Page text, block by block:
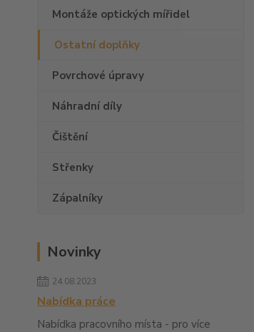
Montáže optických mířidel
Ostatní doplňky
Povrchové úpravy
Náhradní díly
Čištění
Střenky
Zápalníky
Novinky
24.08.2023
Nabídka práce
Nabídka pracovního místa - pro více